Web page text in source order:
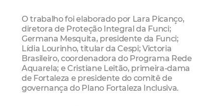
O trabalho foi elaborado por Lara Picanço,
diretora de Proteção Integral da Funci;
Germana Mesquita, presidente da Funci;
Lídia Lourinho, titular da Cespi; Victoria
Brasileiro, coordenadora do Programa Rede
Aquarela; e Cristiane Leitão, primeira-dama
de Fortaleza e presidente do comitê de
governança do Plano Fortaleza Inclusiva.